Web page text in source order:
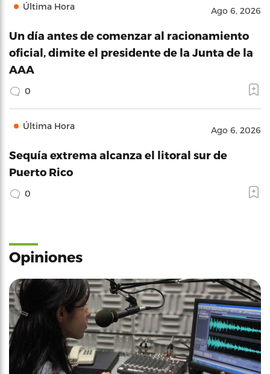
Última Hora Ago 6, 2026
Un día antes de comenzar al racionamiento
oficial, dimite el presidente de la Junta de la
AAA
0
Última Hora Ago 6, 2026
Sequía extrema alcanza el litoral sur de
Puerto Rico
0
Opiniones